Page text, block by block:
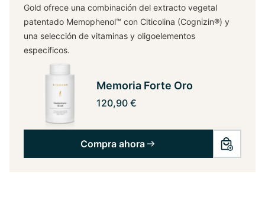
Gold ofrece una combinación del extracto vegetal
patentado Memophenol™ con Citicolina (Cognizin®) y
una selección de vitaminas y oligoelementos
específicos.
Memoria Forte Oro
120,90 €
Compra ahora